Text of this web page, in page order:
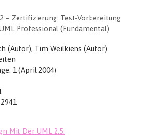
– Zertifizierung: Test-Vorbereitung
Professional (Fundamental)
(Autor), Tim Weilkiens (Autor)
1 (April 2004)